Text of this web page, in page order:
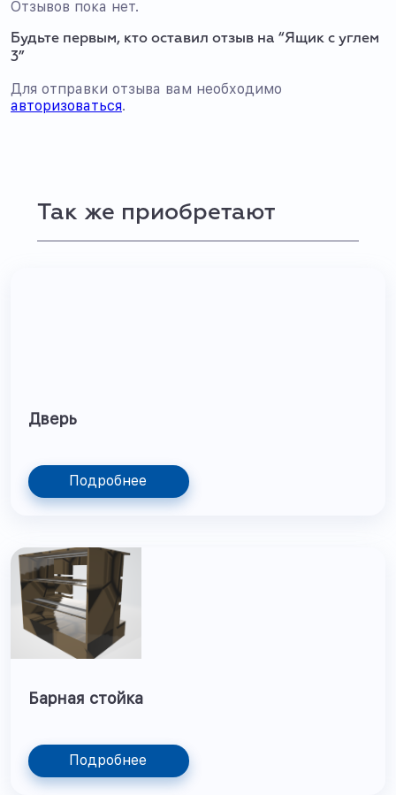
Отзывов пока нет.
Будьте первым, кто оставил отзыв на “Ящик с углем
3”
Для отправки отзыва вам необходимо
авторизоваться.
Так же приобретают
Дверь
Подробнее
Барная стойка
Подробнее